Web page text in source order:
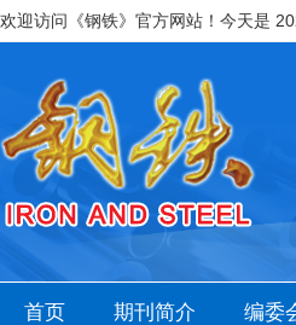
欢迎访问《钢铁》官方网站！今天是
首页 期刊简介 编委